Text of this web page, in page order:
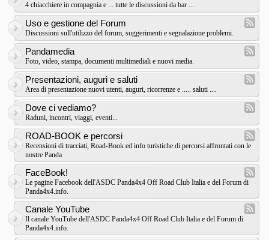
4 chiacchiere in compagnia e ... tutte le discussioni da bar ....
Uso e gestione del Forum
Discussioni sull'utilizzo del forum, suggerimenti e segnalazione problemi.
Pandamedia
Foto, video, stampa, documenti multimediali e nuovi media.
Presentazioni, auguri e saluti
Area di presentazione nuovi utenti, auguri, ricorrenze e ..... saluti ....
Dove ci vediamo?
Raduni, incontri, viaggi, eventi...
ROAD-BOOK e percorsi
Recensioni di tracciati, Road-Book ed info turistiche di percorsi affrontati con le
nostre Panda
FaceBook!
Le pagine Facebook dell'ASDC Panda4x4 Off Road Club Italia e del Forum di
Panda4x4.info.
Canale YouTube
Il canale YouTube dell'ASDC Panda4x4 Off Road Club Italia e del Forum di
Panda4x4.info.